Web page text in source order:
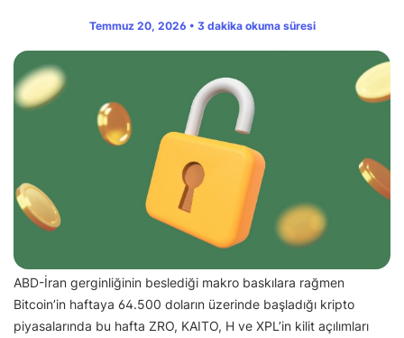
Temmuz 20, 2026 • 3 dakika okuma süresi
ABD-İran gerginliğinin beslediği makro baskılara rağmen
Bitcoin’in haftaya 64.500 doların üzerinde başladığı kripto
piyasalarında bu hafta ZRO, KAITO, H ve XPL’in kilit açılımları